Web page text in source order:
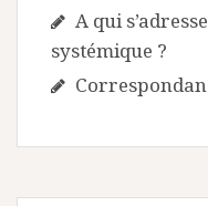
A qui
systémique ?